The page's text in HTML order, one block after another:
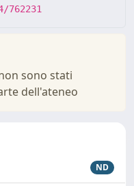
sono stati
dell'ateneo
ND